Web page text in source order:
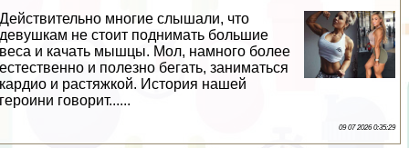
Действительно многие слышали, что
дeвyшкам не стоит поднимать большие
веса и качать мышцы. Мол, намного более
естественно и полезно бегать, заниматься
кардио и растяжкой. История нашей
героини говорит......
09 07 2026 0:35:29